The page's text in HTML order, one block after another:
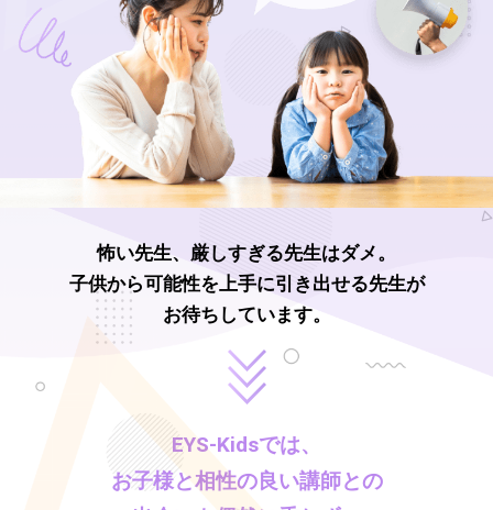
怖い先生、厳しすぎる先生はダメ。
子供から可能性を上手に引き出せる先生が
お待ちしています。
EYS-Kidsでは、
お子様と相性の良い講師との